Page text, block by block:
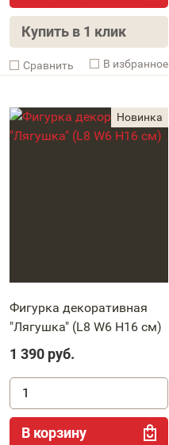
Купить в 1 клик
Cравнить В избранное
Фигурка декоративная
"Лягушка" (L8 W6 H16 см)
1 390 руб.
В корзину